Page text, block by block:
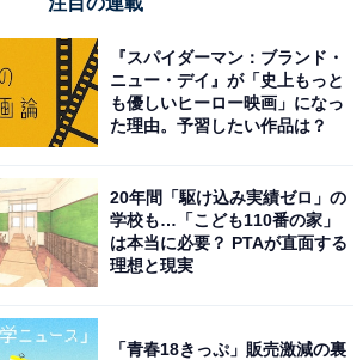
『スパイダーマン：ブランド・
ニュー・デイ』が「史上もっと
も優しいヒーロー映画」になっ
た理由。予習したい作品は？
20年間「駆け込み実績ゼロ」の
学校も…「こども110番の家」
は本当に必要？ PTAが直面する
理想と現実
「青春18きっぷ」販売激減の裏